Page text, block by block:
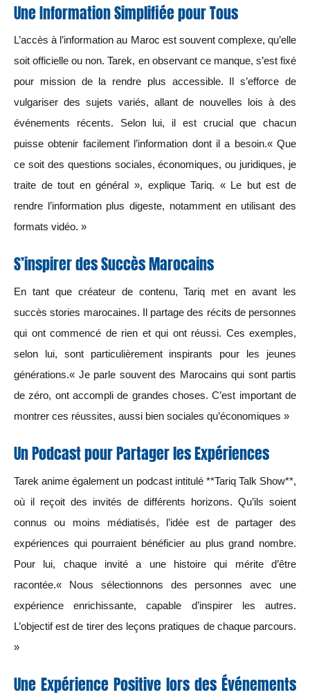
Une Information Simplifiée pour Tous
L’accès à l’information au Maroc est souvent complexe, qu’elle
soit officielle ou non. Tarek, en observant ce manque, s’est fixé
pour mission de la rendre plus accessible. Il s’efforce de
vulgariser des sujets variés, allant de nouvelles lois à des
événements récents. Selon lui, il est crucial que chacun
puisse obtenir facilement l’information dont il a besoin.« Que
ce soit des questions sociales, économiques, ou juridiques, je
traite de tout en général », explique Tariq. « Le but est de
rendre l’information plus digeste, notamment en utilisant des
formats vidéo. »
S’inspirer des Succès Marocains
En tant que créateur de contenu, Tariq met en avant les
succès stories marocaines. Il partage des récits de personnes
qui ont commencé de rien et qui ont réussi. Ces exemples,
selon lui, sont particulièrement inspirants pour les jeunes
générations.« Je parle souvent des Marocains qui sont partis
de zéro, ont accompli de grandes choses. C’est important de
montrer ces réussites, aussi bien sociales qu’économiques »
Un Podcast pour Partager les Expériences
Tarek anime également un podcast intitulé **Tariq Talk Show**,
où il reçoit des invités de différents horizons. Qu’ils soient
connus ou moins médiatisés, l’idée est de partager des
expériences qui pourraient bénéficier au plus grand nombre.
Pour lui, chaque invité a une histoire qui mérite d’être
racontée.« Nous sélectionnons des personnes avec une
expérience enrichissante, capable d’inspirer les autres.
L’objectif est de tirer des leçons pratiques de chaque parcours.
»
Une Expérience Positive lors des Événements